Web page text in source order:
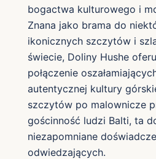
bogactwa kulturowego i
Znana jako brama do
ikonicznych szczytów i
świecie, Doliny Hushe
połączenie
autentycznej kultury
szczytów po malownicze
gościnność ludzi Balti, ta
niezapomniane
odwiedzających.